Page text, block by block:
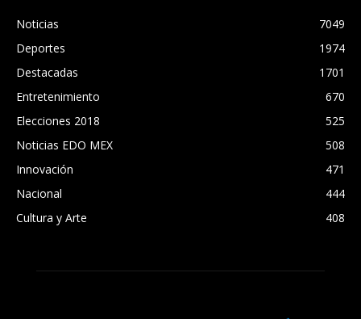
Noticias
7049
Deportes
1974
Destacadas
1701
Entretenimiento
670
Elecciones 2018
525
Noticias EDO MEX
508
Innovación
471
Nacional
444
Cultura y Arte
408